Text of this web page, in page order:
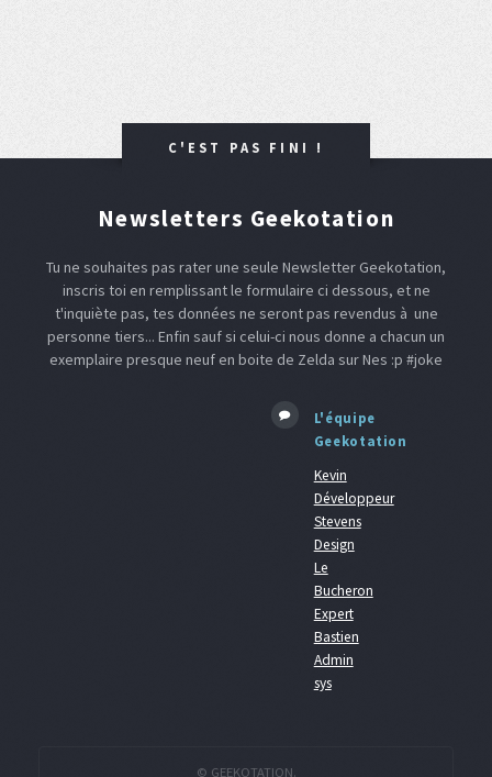
C'EST PAS FINI !
Newsletters Geekotation
Tu ne souhaites pas rater une seule Newsletter Geekotation,
inscris toi en remplissant le formulaire ci dessous, et ne
t'inquiète pas, tes données ne seront pas revendus à une
personne tiers... Enfin sauf si celui-ci nous donne a chacun un
exemplaire presque neuf en boite de Zelda sur Nes :p #joke
L'équipe
Geekotation
Kevin
Développeur
Stevens
Design
Le
Bucheron
Expert
Bastien
Admin
sys
© GEEKOTATION.